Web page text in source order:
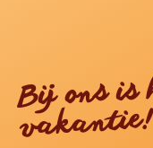
Bij ons is